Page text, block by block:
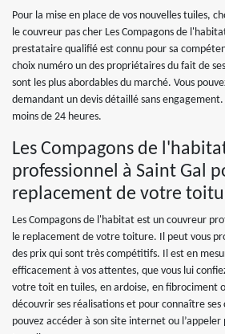
Pour la mise en place de vos nouvelles tuiles,
le couvreur pas cher Les Compagons de
prestataire qualifié est connu pour sa
choix numéro un des propriétaires du fait de
sont les plus abordables du marché. Vous
demandant un devis détaillé sans
moins de 24 heures.
Les Compagons de
professionnel à Saint Gal
replacement de votre
Les Compagons de l'habitat est un couvreur
le replacement de votre toiture. Il peut vous
des prix qui sont très compétitifs. Il est en
efficacement à vos attentes, que vous lui
votre toit en tuiles, en ardoise, en fibrociment
découvrir ses réalisations et pour connaître
pouvez accéder à son site internet ou